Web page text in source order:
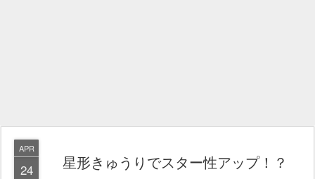
APR
24 星形きゅうりでスター性アップ！？